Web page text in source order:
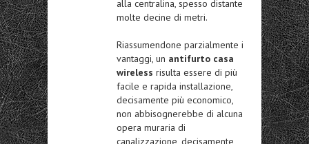
alla centralina, spesso distante
molte decine di metri.
Riassumendone parzialmente i
vantaggi, un antifurto casa
wireless risulta essere di più
facile e rapida installazione,
decisamente più economico,
non abbisognerebbe di alcuna
opera muraria di
canalizzazione, decisamente